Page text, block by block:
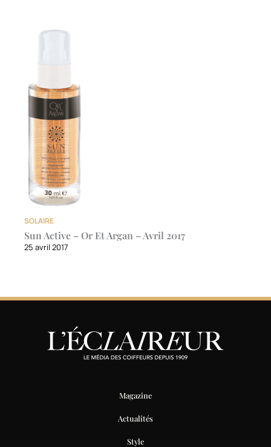
SOLAIRE
Sun Active – Or Et Argan – Avril 2017
25 avril 2017
Magazine
Actualités
Style